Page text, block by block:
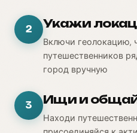
2 Укажи
Включи геолокацию,
путешественников
город вручную
3 Ищи и
Находи